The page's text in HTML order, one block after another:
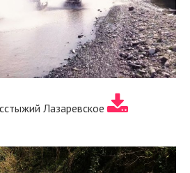
Лазаревское